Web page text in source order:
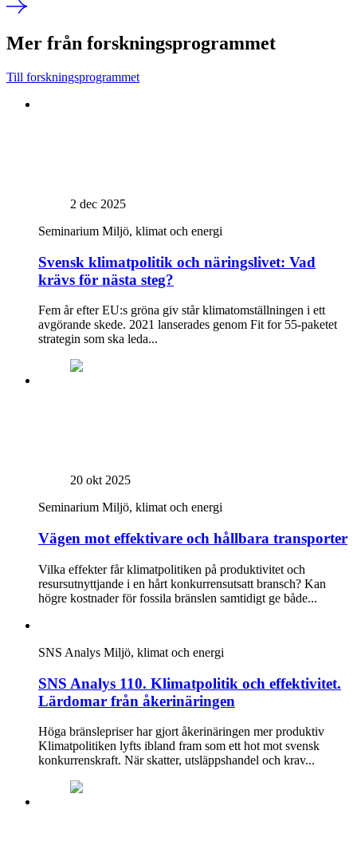
Mer från forskningsprogrammet
Till forskningsprogrammet
2 dec 2025
Seminarium Miljö, klimat och energi
Svensk klimatpolitik och näringslivet: Vad
krävs för nästa steg?
Fem år efter EU:s gröna giv står klimatomställningen i ett
avgörande skede. 2021 lanserades genom Fit for 55-paketet
strategin som ska leda...
20 okt 2025
Seminarium Miljö, klimat och energi
Vägen mot effektivare och hållbara transporter
Vilka effekter får klimatpolitiken på produktivitet och
resursutnyttjande i en hårt konkurrensutsatt bransch? Kan
högre kostnader för fossila bränslen samtidigt ge både...
SNS Analys Miljö, klimat och energi
SNS Analys 110. Klimatpolitik och effektivitet.
Lärdomar från åkerinäringen
Höga bränslepriser har gjort åkerinäringen mer produktiv
Klimatpolitiken lyfts ibland fram som ett hot mot svensk
konkurrenskraft. När skatter, utsläppshandel och krav...